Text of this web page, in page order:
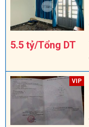
5.5 tỷ/Tổng DT